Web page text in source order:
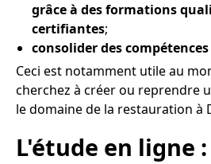
grâce à des formations
certifiantes;
consolider des
Ceci est notamment utile au
cherchez à créer ou reprendre
le domaine de la restauration à
L'étude en ligne